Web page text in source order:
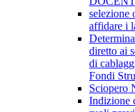
selezione
affidare i
diretto ai
di
Fondi
Sciopero
Indizione